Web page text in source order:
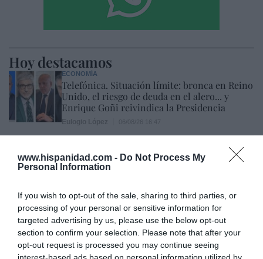
www.hispanidad.com - Do Not Process My
Personal Information
If you wish to opt-out of the sale, sharing to third parties, or
processing of your personal or sensitive information for
targeted advertising by us, please use the below opt-out
section to confirm your selection. Please note that after your
opt-out request is processed you may continue seeing
Hoy destacamos
ECONOMÍA
Telefónica. Situación límite: bronca en Reino
Unido, el riesgo de deuda en el alero... y
Enrique Goñi reivindica la Presidencia
Disney cree que sus acciones están
infravaloradas y hará más recompras
ESPAÑA
Yolanda Díaz, el penúltimo fiasco del
Gobierno Sánchez, escaso en reputación e
influencia internacional: se conforma con
ser la número dos de la OIT